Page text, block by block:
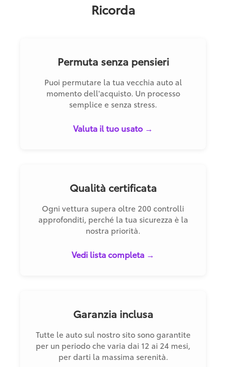
Ricorda
Permuta senza pensieri
Puoi permutare la tua vecchia auto al
momento dell'acquisto. Un processo
semplice e senza stress.
Valuta il tuo usato →
Qualità certificata
Ogni vettura supera oltre 200 controlli
approfonditi, perché la tua sicurezza è la
nostra priorità.
Vedi lista completa →
Garanzia inclusa
Tutte le auto sul nostro sito sono garantite
per un periodo che varia dai 12 ai 24 mesi,
per darti la massima serenità.